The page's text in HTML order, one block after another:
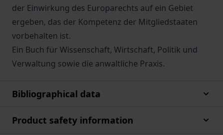
der Einwirkung des Europarechts auf ein Gebiet
ergeben, das der Kompetenz der Mitgliedstaaten
vorbehalten ist.
Ein Buch für Wissenschaft, Wirtschaft, Politik und
Verwaltung sowie die anwaltliche Praxis.
Bibliographical data
Product safety information